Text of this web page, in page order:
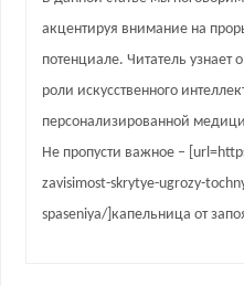
акцентируя внимание на
потенциале. Читатель
роли искусственного
персонализированной
Не пропусти важное –
zavisimost-skrytye-ugrozy-
spaseniya/]капельница от